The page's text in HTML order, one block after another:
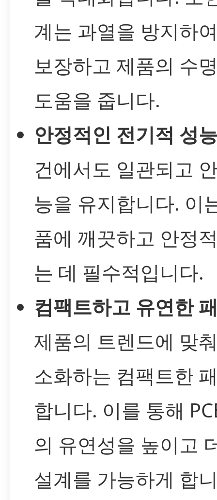
계는 과열을 방지하
보장하고 제품의 수
도움을 줍니다.
안정적인 전기적 성
건에서도 일관되고
능을 유지합니다. 이
품에 깨끗하고 안정
는 데 필수적입니다.
컴팩트하고 유연한
제품의 트렌드에 맞
소화하는 컴팩트한
합니다. 이를 통해
의 유연성을 높이고
설계를 가능하게 합